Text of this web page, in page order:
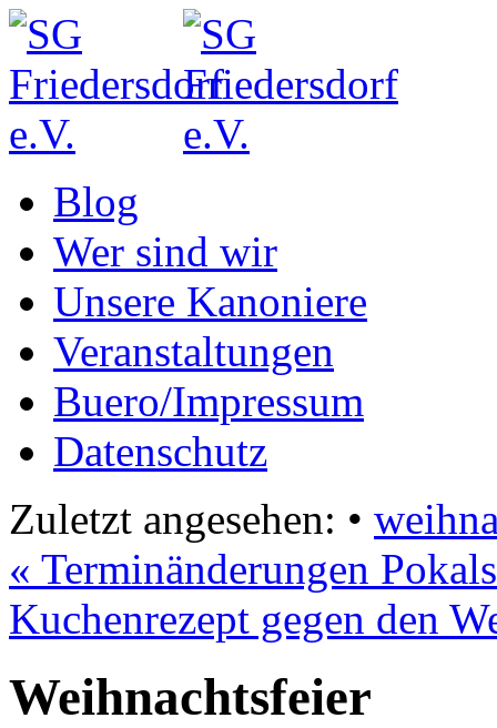
Blog
Wer sind wir
Unsere Kanoniere
Veranstaltungen
Buero/Impressum
Datenschutz
Zuletzt angesehen: •
« Terminänderungen
Kuchenrezept gegen den
Weihnachtsfeier